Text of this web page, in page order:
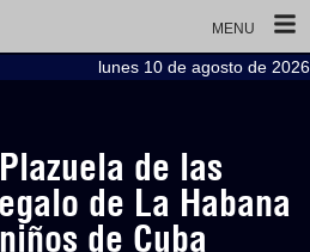
MENU
lunes 10 de agosto de 2026
de las
de La Habana
de Cuba